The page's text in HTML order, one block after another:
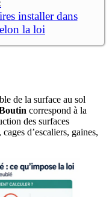
installer dans
la loi
de la surface au sol
correspond à la
des surfaces
d’escaliers, gaines,